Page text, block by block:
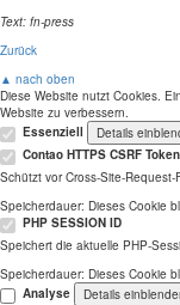
Text: fn-press
Zurück
▲ nach oben
Diese Website nutzt Cookies.
Website zu verbessern.
Essenziell
Details
Contao HTTPS CSRF Token
Schützt vor Cross-Site-Request-
Speicherdauer: Dieses Cookie
PHP SESSION ID
Speichert die aktuelle PHP-
Speicherdauer: Dieses Cookie
Analyse
Details